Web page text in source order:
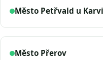
Město Petřvald u
Město Přerov